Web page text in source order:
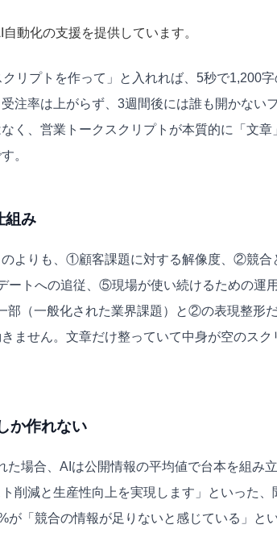
自動化の支援を提供しています。
リプトを作って」と入れれば、5秒で1,200字
注率は上がらず、3週間後には誰も開かない
く、営業トークスクリプトが本質的に「文章
。
組み
よりも、①顧客課題に対する解像度、②競合
トへの追従、⑤現場が使い続けるための運
（一般化された業界課題）と②の表現整形
せん。文章だけ整っていて中身が空のスク
か作れない
場合、AIは公開情報の平均値で台本を組み
削減と生産性向上を実現します」といった、
「競合の情報が足りないと感じている」と